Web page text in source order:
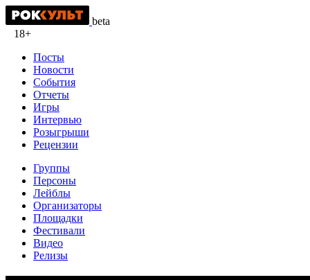
beta
18+
Посты
Новости
События
Отчеты
Игры
Интервью
Розыгрыши
Рецензии
Группы
Персоны
Лейблы
Организаторы
Площадки
Фестивали
Видео
Релизы